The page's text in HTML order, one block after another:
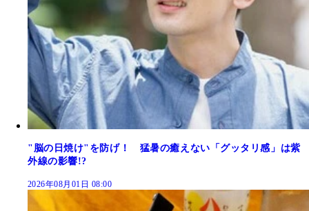
"脳の日焼け"を防げ！ 猛暑の癒えない「グッタリ感」は紫
外線の影響!?
2026年08月01日 08:00